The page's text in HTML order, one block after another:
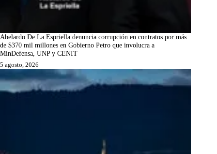
Abelardo De La Espriella denuncia corrupción en contratos por más
de $370 mil millones en Gobierno Petro que involucra a
MinDefensa, UNP y CENIT
5 agosto, 2026